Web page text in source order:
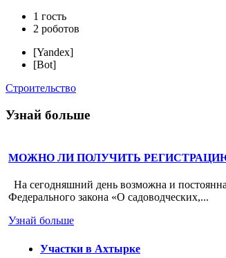
1 гость
2 роботов
[Yandex]
[Bot]
Строительство
Узнай больше
МОЖНО ЛИ ПОЛУЧИТЬ
На сегодняшний день возможна и
Федерального закона «О садоводческих,...
Узнай больше
Участки в Ахтырке